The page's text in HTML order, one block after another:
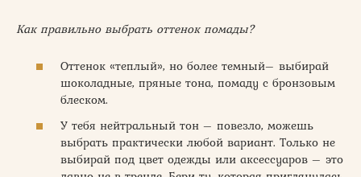
Как правильно выбрать оттенок помады?
Оттенок «теплый», но более темный– выбирай
шоколадные, пряные тона, помаду с бронзовым
блеском.
У тебя нейтральный тон – повезло, можешь
выбрать практически любой вариант. Только не
выбирай под цвет одежды или аксессуаров – это